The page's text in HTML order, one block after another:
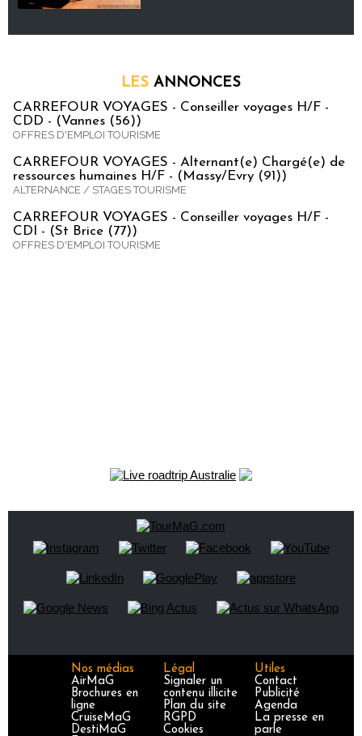
LES ANNONCES
CARREFOUR VOYAGES - Conseiller voyages H/F -
CDD - (Vannes (56))
OFFRES D'EMPLOI TOURISME
CARREFOUR VOYAGES - Alternant(e) Chargé(e) de
ressources humaines H/F - (Massy/Evry (91))
ALTERNANCE / STAGES TOURISME
CARREFOUR VOYAGES - Conseiller voyages H/F -
CDI - (St Brice (77))
OFFRES D'EMPLOI TOURISME
Nos médias
AirMaG
Brochures en
ligne
CruiseMaG
DestiMaG
Légal
Signaler un
contenu illicite
Plan du site
RGPD
Cookies
Utiles
Contact
Publicité
Agenda
La presse en
parle